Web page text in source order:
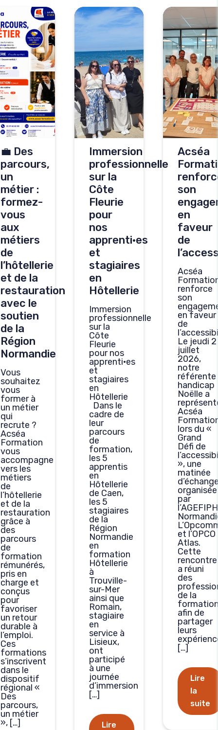
💼 Des
parcours,
un
métier :
formez-
vous
aux
métiers
de
l’hôtellerie
et de la
restauration
avec le
soutien
de la
Région
Normandie
Vous
souhaitez
vous
former à
un métier
qui
recrute ?
Acséa
Formation
vous
accompagne
vers les
métiers
de
l’hôtellerie
et de la
restauration
grâce à
des
parcours
de
formation
rémunérés,
pris en
charge et
conçus
pour
favoriser
un retour
durable à
l’emploi.
Ces
formations
s’inscrivent
dans le
dispositif
régional «
Des
parcours,
un métier
», […]
Immersion
professionnelle
sur la
Côte
Fleurie
pour
nos
apprenti·es
et
stagiaires
en
Hôtellerie
Immersion
professionnelle
sur la
Côte
Fleurie
pour nos
apprenti·es
et
stagiaires
en
Hôtellerie
Dans le
cadre de
leur
parcours
de
formation,
les 5
apprentis
en
Hôtellerie
de Caen,
les 5
stagiaires
de la
Région
Normandie
en
formation
Hôtellerie
à
Trouville-
sur-Mer
ainsi que
Romain,
stagiaire
en
service à
Lisieux,
ont
participé
à une
journée
d’immersion
[…]
Lire
Acséa
son
en
faveur
de
Acséa
renforce
son
en faveur
de
Le jeudi 2
juillet
2026,
notre
référente
handicap
Noëlle a
Acséa
lors du «
Grand
Défi de
», une
matinée
organisée
par
l’AGEFIPH
et l’OPCO
Atlas.
Cette
rencontre
a réuni
des
de la
afin de
partager
leurs
[…]
Lire
la
suite